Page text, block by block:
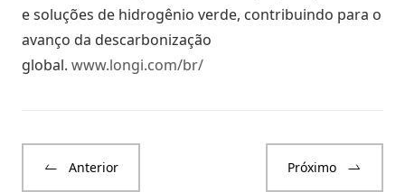
e soluções de hidrogênio verde, contribuindo para o
avanço da descarbonização
global. www.longi.com/br/
Anterior Próximo